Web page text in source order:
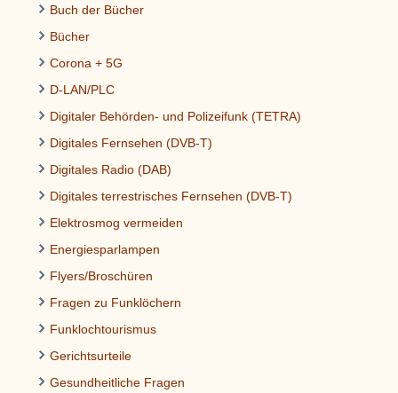
Buch der Bücher
Bücher
Corona + 5G
D-LAN/PLC
Digitaler Behörden- und Polizeifunk (TETRA)
Digitales Fernsehen (DVB-T)
Digitales Radio (DAB)
Digitales terrestrisches Fernsehen (DVB-T)
Elektrosmog vermeiden
Energiesparlampen
Flyers/Broschüren
Fragen zu Funklöchern
Funklochtourismus
Gerichtsurteile
Gesundheitliche Fragen